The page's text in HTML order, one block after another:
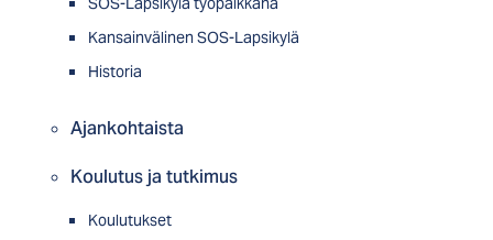
Kansainvälinen SOS-Lapsikylä
Historia
Ajankohtaista
Koulutus ja tutkimus
Koulutukset